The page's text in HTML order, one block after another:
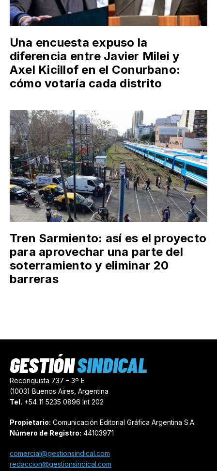
Una encuesta expuso la
diferencia entre Javier Milei y
Axel Kicillof en el Conurbano:
cómo votaría cada distrito
Tren Sarmiento: así es el proyecto
para aprovechar una parte del
soterramiento y eliminar 20
barreras
Reconquista 737 – 3º E
(1003) Buenos Aires, Argentina
Tel. +54 11 5235 0896 Int 202
Propietario: Comunicación Editorial Gráfica Argentina S.A.
Número de Registro: 44103971
comercial@gestionsindical.com
redaccion@gestionsindical.com
GESTIÓNSINDICAL